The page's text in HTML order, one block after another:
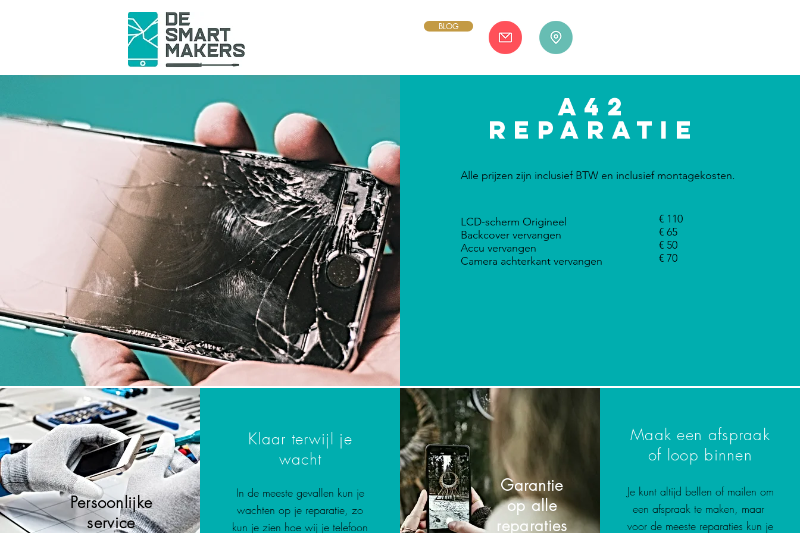
BLOG
A42
reparatie
Alle prijzen zijn inclusief BTW en inclusief montagekosten.
LCD-scherm Origineel
Backcover vervangen
Accu vervangen
Camera achterkant vervangen
€ 110
€ 65
€ 50
€ 70
Persoonlijke
service
Klaar terwijl je
wacht
In de meeste gevallen kun je
wachten op je reparatie, zo
kun je zien hoe wij je telefoon
Garantie
op alle
reparaties
Maak een afspraak
of loop binnen
Je kunt altijd bellen of mailen om
een afspraak te maken, maar
voor de meeste reparaties kun je